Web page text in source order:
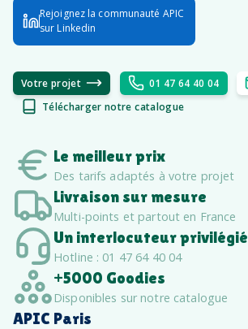
Rejoignez la communauté APIC
sur Linkedin
Votre projet 01 47 64 40 04
Télécharger notre catalogue
Le meilleur prix
Des tarifs adaptés à votre projet
Livraison sur mesure
Multi-points et partout en France
Un interlocuteur privilégié
Hotline : 01 47 64 40 04
+5000 Goodies
Disponibles sur notre catalogue
APIC Paris